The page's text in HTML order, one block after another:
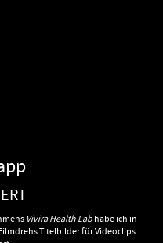
Vivira Health Labhabe ich in
Titelbilder für Videoclips